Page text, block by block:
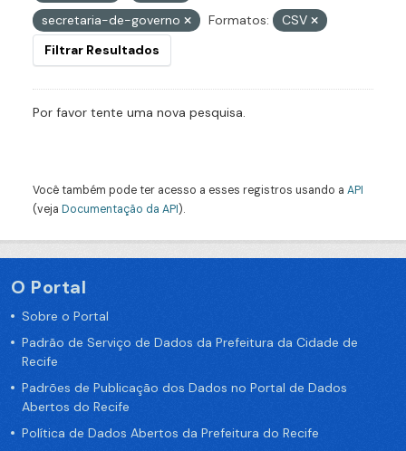
secretaria-de-governo
Formatos:
CSV
Filtrar Resultados
Por favor tente uma nova pesquisa.
Você também pode ter acesso a esses registros usando a API
(veja Documentação da API).
O Portal
Sobre o Portal
Padrão de Serviço de Dados da Prefeitura da Cidade de
Recife
Padrões de Publicação dos Dados no Portal de Dados
Abertos do Recife
Política de Dados Abertos da Prefeitura do Recife